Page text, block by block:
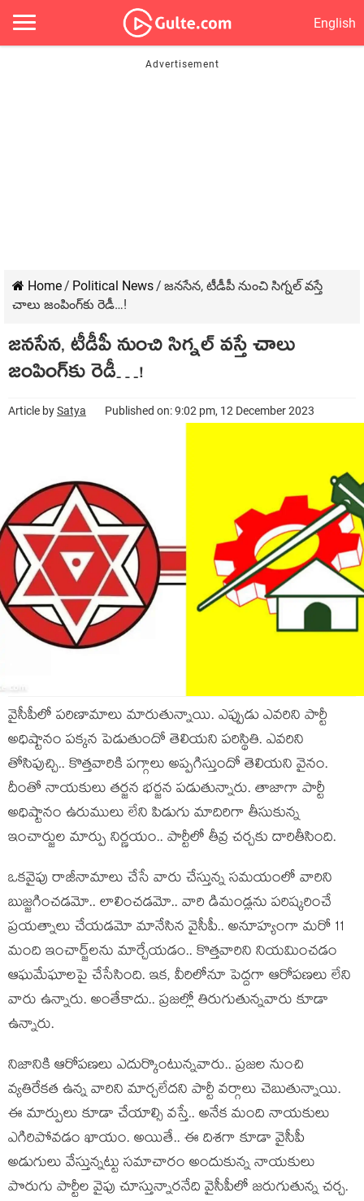
English
Home/ Political News/ జ‌న‌సేన‌, టీడీపీ నుంచి సిగ్న‌ల్ వ‌స్తే
చాలు జంపింగ్‌కు రెడీ…!
జ‌న‌సేన‌, టీడీపీ నుంచి సిగ్న‌ల్ వ‌స్తే చాలు
జంపింగ్‌కు రెడీ…!
Article bySatya Published on: 9:02 pm, 12 December 2023
వైసీపీలో ప‌రిణామాలు మారుతున్నాయి. ఎప్పుడు ఎవ‌రిని పార్టీ
అధిష్టానం ప‌క్క‌న పెడుతుందో తెలియ‌ని ప‌రిస్థితి. ఎవ‌రిని
తోసిపుచ్చి.. కొత్త‌వారికి ప‌గ్గాలు అప్ప‌గిస్తుందో తెలియని వైనం.
దీంతో నాయ‌కులు త‌ర్జ‌న భ‌ర్జ‌న ప‌డుతున్నారు. తాజాగా పార్టీ
అధిష్టానం ఉరుములు లేని పిడుగు మాదిరిగా తీసుకున్న
ఇంచార్జుల మార్పు నిర్ణ‌యం.. పార్టీలో తీవ్ర చ‌ర్చకు దారితీసింది.
ఒక‌వైపు రాజీనామాలు చేసే వారు చేస్తున్న స‌మ‌యంలో వారిని
బుజ్జ‌గించ‌డ‌మో.. లాలించ‌డ‌మో.. వారి డిమండ్ల‌ను ప‌రిష్క‌రించే
ప్ర‌య‌త్నాలు చేయ‌డ‌మో మానేసిన వైసీపీ.. అనూహ్యంగా మ‌రో 11
మంది ఇంచార్జ్‌ల‌ను మార్చేయ‌డం.. కొత్త‌వారిని నియ‌మించ‌డం
ఆఘ‌మేఘాల‌పై చేసేసింది. ఇక‌, వీరిలోనూ పెద్ద‌గా ఆరోప‌ణ‌లు లేని
వారు ఉన్నారు. అంతేకాదు.. ప్ర‌జ‌ల్లో తిరుగుతున్న‌వారు కూడా
ఉన్నారు.
నిజానికి ఆరోప‌ణ‌లు ఎదుర్కొంటున్న‌వారు.. ప్ర‌జ‌ల నుంచి
వ్య‌తిరేక‌త ఉన్న వారిని మార్చ‌లేదని పార్టీ వ‌ర్గాలు చెబుతున్నాయి.
ఈ మార్పులు కూడా చేయాల్సి వ‌స్తే.. అనేక మంది నాయ‌కులు
ఎగిరిపోవ‌డం ఖాయం. అయితే.. ఈ దిశ‌గా కూడా వైసీపీ
అడుగులు వేస్తున్న‌ట్టు స‌మాచారం అందుకున్న నాయ‌కులు
పొరుగు పార్టీల వైపు చూస్తున్నార‌నేది వైసీపీలో జ‌రుగుతున్న చ‌ర్చ‌.